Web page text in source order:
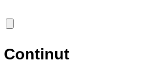
Continut